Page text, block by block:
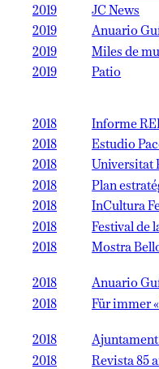
2019
JC News
2019
Anuario
2019
Miles de
2019
Patio
2018
Informe
2018
Estudio
2018
Universitat
2018
Plan
2018
InCultura
2018
Festival de
2018
Mostra
2018
Anuario
2018
Für immer
2018
Ajuntament
2018
Revista 85